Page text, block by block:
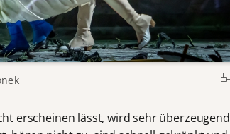
erscheinen lässt, wird sehr überzeugend